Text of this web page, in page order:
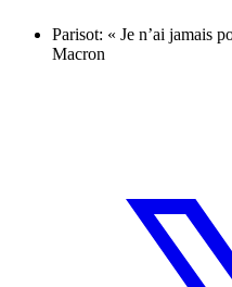
Parisot: « Je n’ai jamais
Macron